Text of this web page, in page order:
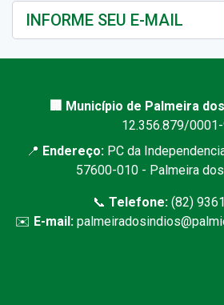
🏢 Município de Palmeira
12.356.879/
📍 Endereço: PC da
57600-010 - Palmeira
📞 Telefone:(82)
✉️ E-mail: